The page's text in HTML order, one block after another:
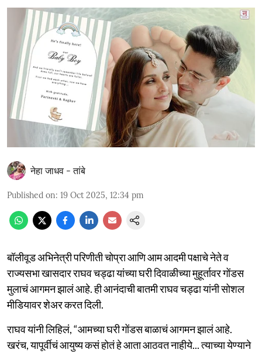
नेहा जाधव - तांबे
Published on: 19 Oct 2025, 12:34 pm
बॉलीवूड अभिनेत्री परिणीती चोप्रा आणि आम आदमी पक्षाचे नेते व
राज्यसभा खासदार राघव चड्ढा यांच्या घरी दिवाळीच्या मुहूर्तावर गोंडस
मुलाचं आगमन झालं आहे. ही आनंदाची बातमी राघव चड्ढा यांनी सोशल
मीडियावर शेअर करत दिली.
राघव यांनी लिहिलं, “आमच्या घरी गोंडस बाळाचं आगमन झालं आहे.
खरंच, यापूर्वीचं आयुष्य कसं होतं हे आता आठवत नाहीये... त्याच्या येण्याने